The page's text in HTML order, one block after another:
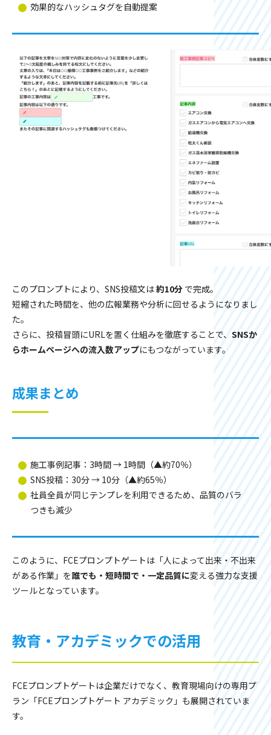
効果的なハッシュタグを自動提案
このプロンプトにより、SNS投稿文は約10分 で完成。
短縮された時間を、他の広報業務や分析に回せるようになりまし
た。
さらに、投稿冒頭にURLを置く仕組みを徹底することで、SNSか
らホームページへの流入数アップにもつながっています。
成果まとめ
施工事例記事：3時間 → 1時間（▲約70％）
SNS投稿：30分 → 10分（▲約65％）
社員全員が同じテンプレを利用できるため、品質のバラ
つきも減少
このように、FCEプロンプトゲートは「人によって出来・不出来
がある作業」を誰でも・短時間で・一定品質に変える強力な支援
ツールとなっています。
教育・アカデミックでの活用
FCEプロンプトゲートは企業だけでなく、教育現場向けの専用プ
ラン「FCEプロンプトゲート アカデミック」も展開されていま
す。